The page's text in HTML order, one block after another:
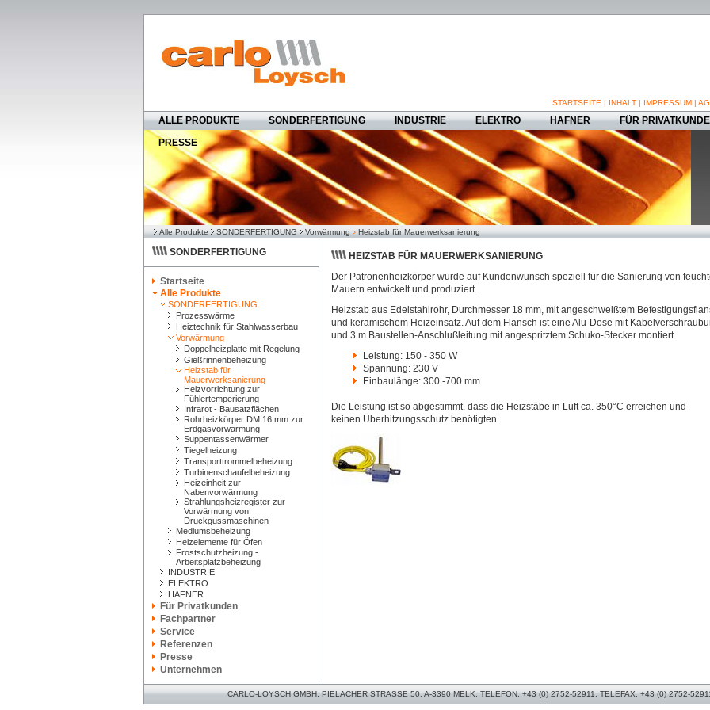
STARTSEITE | INHALT | IMPRESSUM |
ALLE PRODUKTE SONDERFERTIGUNG INDUSTRIE ELEKTRO HAFNER FÜR
PRESSE
Alle Produkte SONDERFERTIGUNG Vorwärmung Heizstab für Mauerwerksanierung
SONDERFERTIGUNG
Startseite
Alle Produkte
SONDERFERTIGUNG
Prozesswärme
Heiztechnik für Stahlwasserbau
Vorwärmung
Doppelheizplatte mit Regelung
Gießrinnenbeheizung
Heizstab für
Mauerwerksanierung
Heizvorrichtung zur
Fühlertemperierung
Infrarot - Bausatzflächen
Rohrheizkörper DM 16 mm zur
Erdgasvorwärmung
Suppentassenwärmer
Tiegelheizung
Transporttrommelbeheizung
Turbinenschaufelbeheizung
Heizeinheit zur
Nabenvorwärmung
Strahlungsheizregister zur
Vorwärmung von
Druckgussmaschinen
Mediumsbeheizung
Heizelemente für Öfen
Frostschutzheizung -
Arbeitsplatzbeheizung
INDUSTRIE
ELEKTRO
HAFNER
Für Privatkunden
Fachpartner
Service
Referenzen
Presse
Unternehmen
HEIZSTAB FÜR MAUERWERKSANIERUNG
Der Patronenheizkörper wurde auf Kundenwunsch speziell für die Sanierung von
Mauern entwickelt und produziert.
Heizstab aus Edelstahlrohr, Durchmesser 18 mm, mit angeschweißtem
und keramischem Heizeinsatz. Auf dem Flansch ist eine Alu-Dose mit
und 3 m Baustellen-Anschlußleitung mit angespritztem Schuko-Stecker montiert.
Leistung: 150 - 350 W
Spannung: 230 V
Einbaulänge: 300 -700 mm
Die Leistung ist so abgestimmt, dass die Heizstäbe in Luft ca. 350°C erreichen und
keinen Überhitzungsschutz benötigten.
CARLO-LOYSCH GMBH. PIELACHER STRASSE 50, A-3390 MELK. TELEFON: +43 (0) 2752-52911. TELEFAX: +43 (0) 2752-